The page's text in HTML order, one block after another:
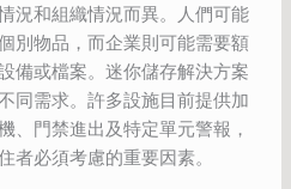
況和組織情況而異。人們可能
別物品，而企業則可能需要額
備或檔案。迷你儲存解決方案
同需求。許多設施目前提供加
、門禁進出及特定單元警報，
者必須考慮的重要因素。